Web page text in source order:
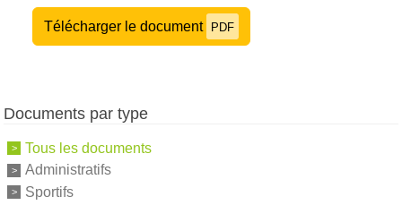
Télécharger le document PDF
Documents par type
Tous les documents
Administratifs
Sportifs